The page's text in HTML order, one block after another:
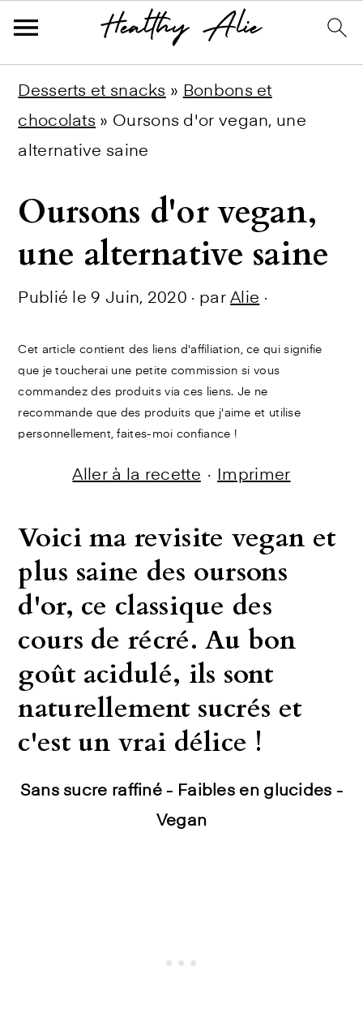
primary
main
primary
Desserts et snacks » Bonbons et
chocolats » Oursons d'or vegan, une
alternative saine
Oursons d'or vegan,
une alternative saine
Publié le9 Juin, 2020 · parAlie ·
Cet article contient des liens d'affiliation, ce qui signifie
que je toucherai une petite commission si vous
commandez des produits via ces liens. Je ne
recommande que des produits que j'aime et utilise
personnellement, faites-moi confiance !
Aller à la recette · Imprimer
Voici ma revisite vegan et
plus saine des oursons
d'or, ce classique des
cours de récré. Au bon
goût acidulé, ils sont
naturellement sucrés et
c'est un vrai délice !
Sans sucre raffiné - Faibles en glucides -
Vegan